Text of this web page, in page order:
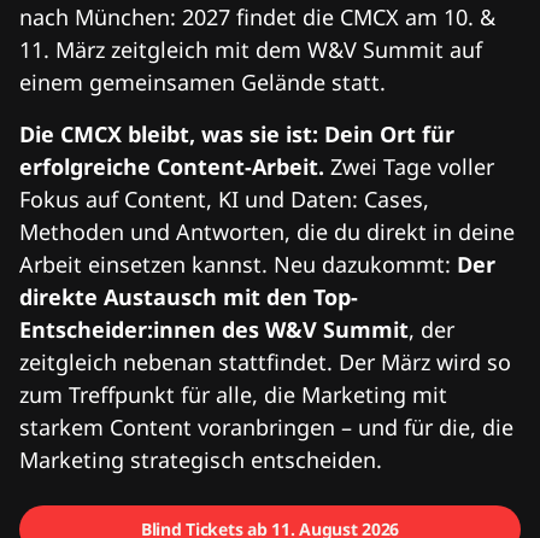
nach München: 2027 findet die CMCX am 10. &
11. März zeitgleich mit dem W&V Summit auf
einem gemeinsamen Gelände statt.
Die CMCX bleibt, was sie ist: Dein Ort für
erfolgreiche Content-Arbeit. Zwei Tage voller
Fokus auf Content, KI und Daten: Cases,
Methoden und Antworten, die du direkt in deine
Arbeit einsetzen kannst. Neu dazukommt: Der
direkte Austausch mit den Top-
Entscheider:innen des W&V Summit, der
zeitgleich nebenan stattfindet. Der März wird so
zum Treffpunkt für alle, die Marketing mit
starkem Content voranbringen – und für die, die
Marketing strategisch entscheiden.
Blind Tickets ab 11. August 2026